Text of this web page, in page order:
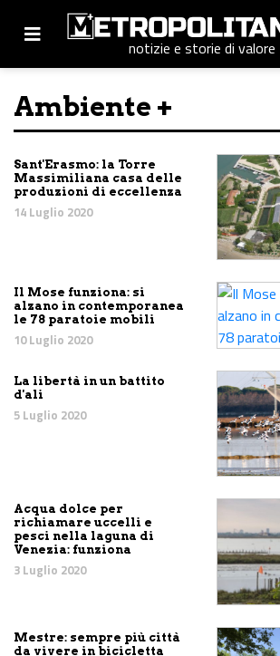
notizie e storie di valore
Ambiente +
Sant'Erasmo: la Torre
Massimiliana casa delle
produzioni di eccellenza
14 Luglio 2020
Il Mose funziona: si
alzano in contemporanea
le 78 paratoie mobili
10 Luglio 2020
La libertà in un battito
d'ali
5 Luglio 2020
Acqua dolce per
richiamare uccelli e
pesci nella laguna di
Venezia: funziona
3 Luglio 2020
Mestre: sempre più città
da vivere in bicicletta